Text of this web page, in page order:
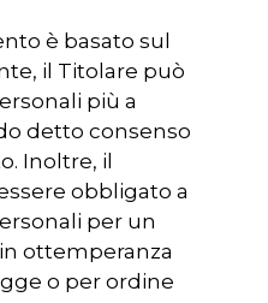
è basato sul
il Titolare può
più a
detto consenso
Inoltre, il
obbligato a
per un
ottemperanza
o per ordine
HOME